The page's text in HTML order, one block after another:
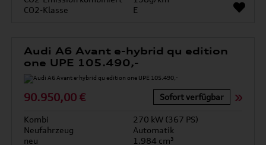
CO2-Klasse
E
Audi A6 Avant e-hybrid qu edition
one UPE 105.490,-
90.950,00 € Sofort verfügbar
Kombi
270 kW (367 PS)
Neufahrzeug
Automatik
neu
1.984 cm³